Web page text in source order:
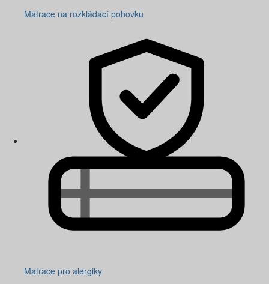
Matrace na rozkládací pohovku
Matrace pro alergiky